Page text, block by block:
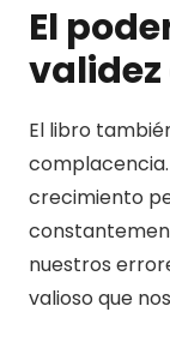
El
El libro
crecimiento
nuestros
valioso que